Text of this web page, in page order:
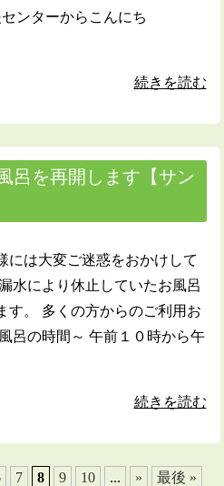
ンターからこんにち
続きを読む
呂を再開します【サン
には大変ご迷惑をおかけして
水により休止していたお風呂
す。 多くの方からのご利用お
呂の時間～ 午前１０時から午
続きを読む
7 8 9 10 ... » 最後 »